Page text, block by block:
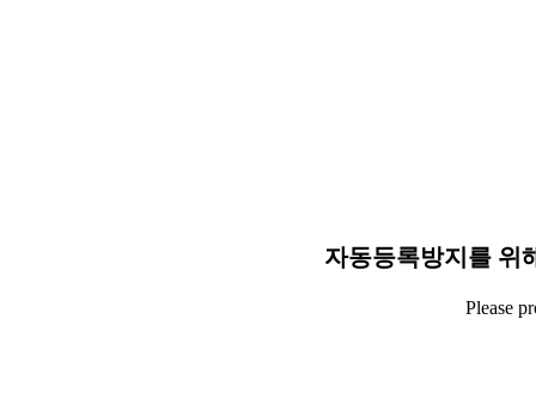
자동등록방지를 위
Please